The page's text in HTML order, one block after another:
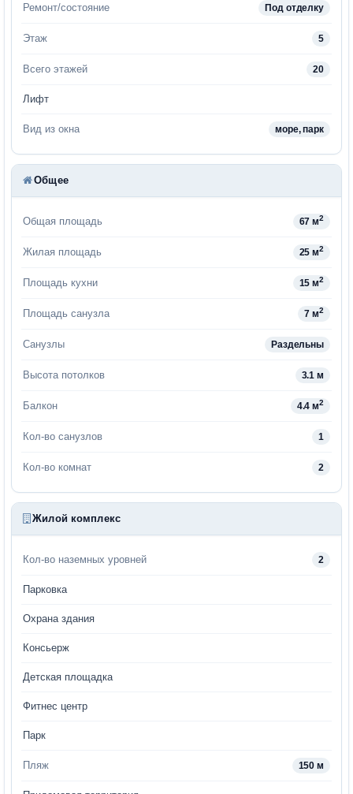
Ремонт/состояние Под отделку
Этаж 5
Всего этажей 20
Лифт
Вид из окна море, парк
Общее
Общая площадь 67 м2
Жилая площадь 25 м2
Площадь кухни 15 м2
Площадь санузла 7 м2
Санузлы Раздельны
Высота потолков 3.1 м
Балкон 4.4 м2
Кол-во санузлов 1
Кол-во комнат 2
Жилой комплекс
Кол-во наземных уровней 2
Парковка
Охрана здания
Консьерж
Детская площадка
Фитнес центр
Парк
Пляж 150 м